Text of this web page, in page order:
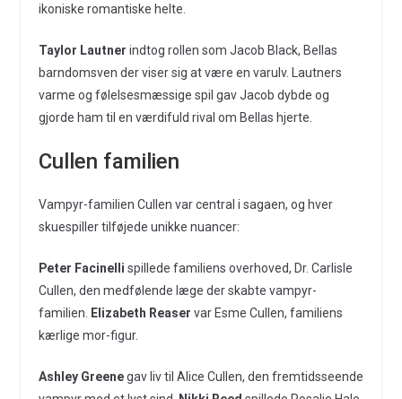
ikoniske romantiske helte.
Taylor Lautner indtog rollen som Jacob Black, Bellas
barndomsven der viser sig at være en varulv. Lautners
varme og følelsesmæssige spil gav Jacob dybde og
gjorde ham til en værdifuld rival om Bellas hjerte.
Cullen familien
Vampyr-familien Cullen var central i sagaen, og hver
skuespiller tilføjede unikke nuancer:
Peter Facinelli spillede familiens overhoved, Dr. Carlisle
Cullen, den medfølende læge der skabte vampyr-
familien.
Elizabeth Reaser var Esme Cullen, familiens
kærlige mor-figur.
Ashley Greenegav liv til Alice Cullen, den fremtidsseende